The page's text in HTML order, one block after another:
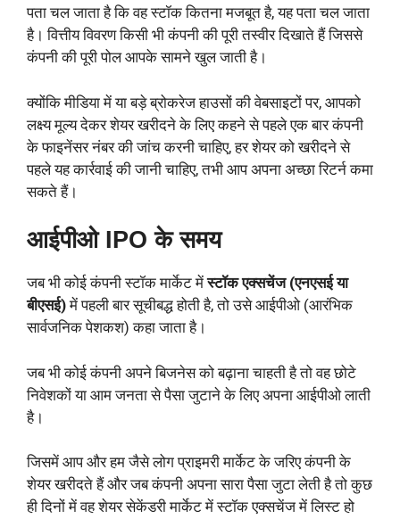
पता चल जाता है कि वह स्टॉक कितना मजबूत है, यह पता चल जाता
है। वित्तीय विवरण किसी भी कंपनी की पूरी तस्वीर दिखाते हैं जिससे
कंपनी की पूरी पोल आपके सामने खुल जाती है।
क्योंकि मीडिया में या बड़े ब्रोकरेज हाउसों की वेबसाइटों पर, आपको
लक्ष्य मूल्य देकर शेयर खरीदने के लिए कहने से पहले एक बार कंपनी
के फाइनेंसर नंबर की जांच करनी चाहिए, हर शेयर को खरीदने से
पहले यह कार्रवाई की जानी चाहिए, तभी आप अपना अच्छा रिटर्न कमा
सकते हैं।
आईपीओ IPO के समय
जब भी कोई कंपनी स्टॉक मार्केट मेंस्टॉक एक्सचेंज (एनएसई या
बीएसई)में पहली बार सूचीबद्ध होती है, तो उसे आईपीओ (आरंभिक
सार्वजनिक पेशकश) कहा जाता है।
जब भी कोई कंपनी अपने बिजनेस को बढ़ाना चाहती है तो वह छोटे
निवेशकों या आम जनता से पैसा जुटाने के लिए अपना आईपीओ लाती
है।
जिसमें आप और हम जैसे लोग प्राइमरी मार्केट के जरिए कंपनी के
शेयर खरीदते हैं और जब कंपनी अपना सारा पैसा जुटा लेती है तो कुछ
ही दिनों में वह शेयर सेकेंडरी मार्केट में स्टॉक एक्सचेंज में लिस्ट हो